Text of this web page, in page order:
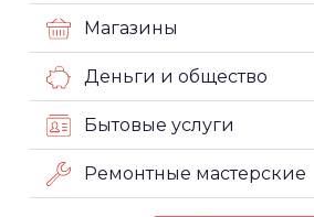
Магазины
Деньги и общество
Бытовые услуги
Ремонтные мастерские